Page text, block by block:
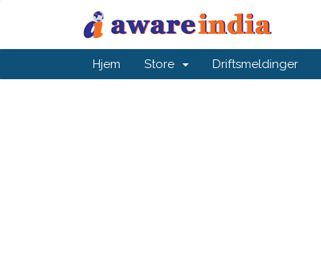
Hjem Store Driftsmeldinger